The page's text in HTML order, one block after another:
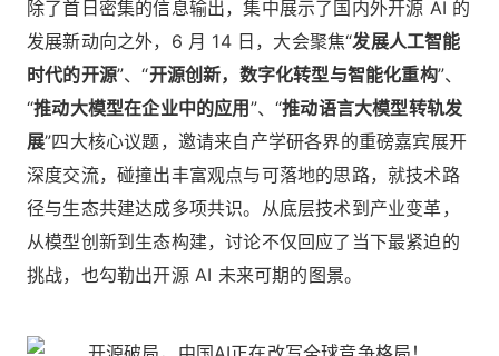
除了首日密集的信息输出，集中展示了国内外开源 AI 的
发展新动向之外，6 月 14 日，大会聚焦“发展人工智能
时代的开源”、“开源创新，数字化转型与智能化重构”、
“推动大模型在企业中的应用”、“推动语言大模型转轨发
展”四大核心议题，邀请来自产学研各界的重磅嘉宾展开
深度交流，碰撞出丰富观点与可落地的思路，就技术路
径与生态共建达成多项共识。从底层技术到产业变革，
从模型创新到生态构建，讨论不仅回应了当下最紧迫的
挑战，也勾勒出开源 AI 未来可期的图景。